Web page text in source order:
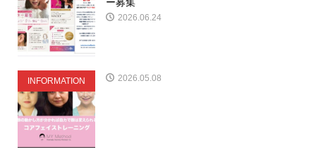
ー募集
2026.06.24
INFORMATION 2026.05.08